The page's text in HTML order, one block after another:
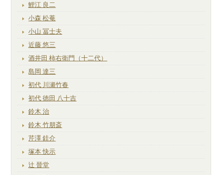
鯉江 良二
小森 松菴
小山 冨士夫
近藤 悠三
酒井田 柿右衛門（十二代）
島岡 達三
初代 川瀬竹春
初代 徳田 八十吉
鈴木 治
鈴木 竹朋斎
芹澤 銈介
塚本 快示
辻 晉堂